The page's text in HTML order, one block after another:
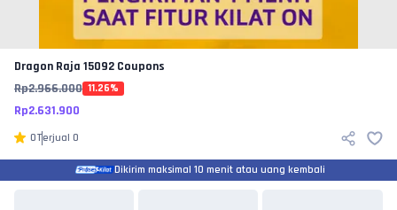
Dragon Raja 15092 Coupons
Rp2.966.000 11.26%
Rp2.631.900
0Terjual 0
Dikirim maksimal 10 menit atau uang kembali